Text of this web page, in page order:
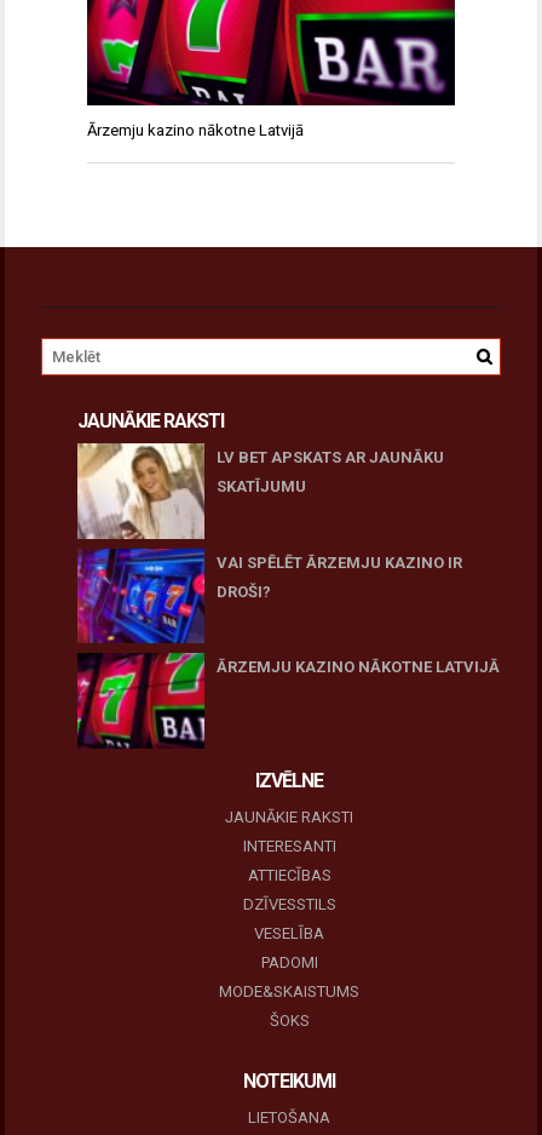
Ārzemju kazino nākotne Latvijā
JAUNĀKIE RAKSTI
LV BET APSKATS AR JAUNĀKU
SKATĪJUMU
VAI SPĒLĒT ĀRZEMJU KAZINO IR
DROŠI?
ĀRZEMJU KAZINO NĀKOTNE LATVIJĀ
IZVĒLNE
JAUNĀKIE RAKSTI
INTERESANTI
ATTIECĪBAS
DZĪVESSTILS
VESELĪBA
PADOMI
MODE&SKAISTUMS
ŠOKS
NOTEIKUMI
LIETOŠANA